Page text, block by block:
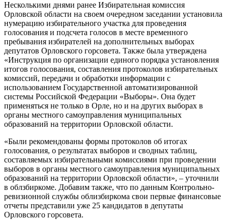
Несколькими днями ранее Избирательная комиссия
Орловской области на своем очередном заседании установила
нумерацию избирательного участка для проведения
голосования и подсчета голосов в месте временного
пребывания избирателей на дополнительных выборах
депутатов Орловского горсовета. Также была утверждена
«Инструкция по организации единого порядка установления
итогов голосования, составления протоколов избирательных
комиссий, передачи и обработки информации с
использованием Государственной автоматизированной
системы Российской Федерации «Выборы». Она будет
применяться не только в Орле, но и на других выборах в
органы местного самоуправления муниципальных
образований на территории Орловской области.
«Были рекомендованы формы протоколов об итогах
голосования, о результатах выборов и сводных таблиц,
составляемых избирательными комиссиями при проведении
выборов в органы местного самоуправления муниципальных
образований на территории Орловской области», – уточнили
в облзбиркоме. Добавим также, что по данным Контрольно-
ревизионной службы облизбиркома свои первые финансовые
отчеты представили уже 25 кандидатов в депутаты
Орловского горсовета.